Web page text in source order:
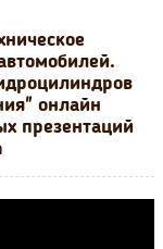
онлайн
презентаций